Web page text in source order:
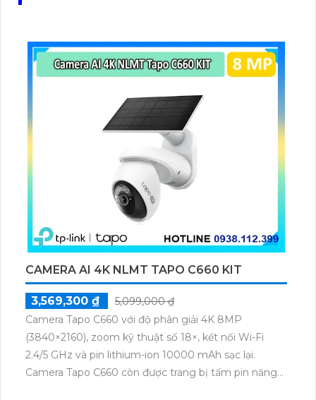
Bên cạnh đó, camera này còn hỗ trợ công nghệ
ONVIF, giúp kết nối và tích hợp với các hệ thống
CAMERA AI 4K NLMT TAPO C660 KIT
3,569,300 ₫
5,099,000 ₫
Camera Tapo C660 với độ phân giải 4K 8MP
(3840×2160), zoom kỹ thuật số 18×, kết nối Wi-Fi
2.4/5 GHz và pin lithium-ion 10000 mAh sạc lại.
Camera Tapo C660 còn được trang bị tấm pin năng